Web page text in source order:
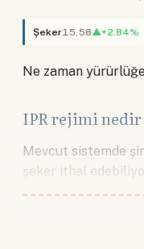
Şeker15,58▲+2.84%
Ne zaman
IPR rejimi nedir
Mevcut sistemde
şeker ithal